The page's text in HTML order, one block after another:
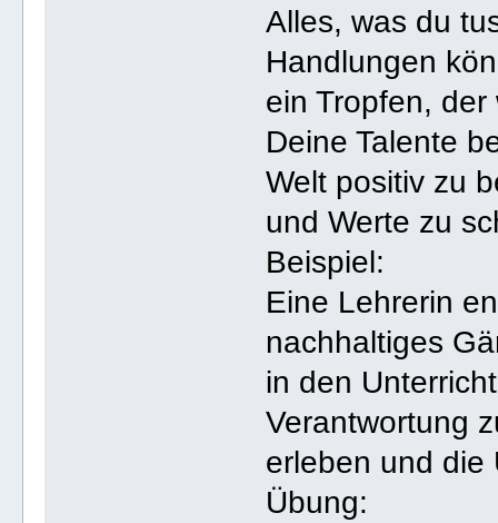
Alles, was du
Handlungen
ein Tropfen,
Deine Talente
Welt positiv zu
und Werte zu
Beispiel:
Eine Lehrerin
nachhaltiges
in den
Verantwortung
erleben und die
Übung: